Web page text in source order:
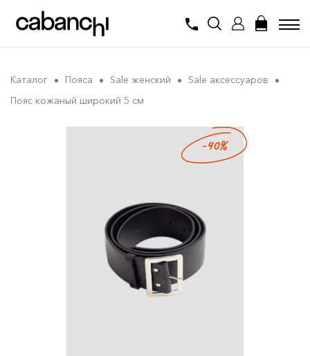
Каталог Пояса Sale женский
Sale аксессуаров
Пояс кожаный широкий 5 см
-40%